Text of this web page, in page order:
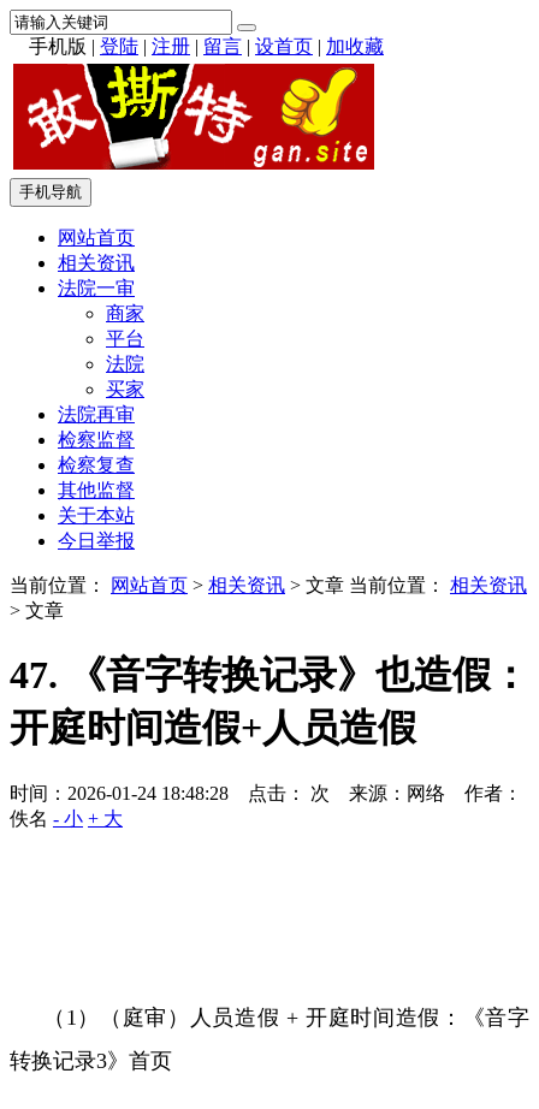
手机版 | 登陆 | 注册 | 留言 | 设首页 | 加收藏
手机导航
网站首页
相关资讯
法院一审
商家
平台
法院
买家
法院再审
检察监督
检察复查
其他监督
关于本站
今日举报
当前位置： 网站首页 > 相关资讯 > 文章 当前位置： 相关资讯
> 文章
47. 《音字转换记录》也造假：
开庭时间造假+人员造假
时间：2026-01-24 18:48:28 点击： 次 来源：网络 作者：
佚名 - 小 + 大
（ 1 ）（庭审）人员造假 + 开庭时间造假：
《音字
转换记录3》首页